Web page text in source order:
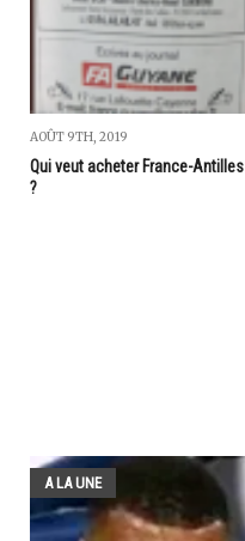
AOÛT 9TH, 2019
Qui veut acheter France-Antilles
?
A LA UNE